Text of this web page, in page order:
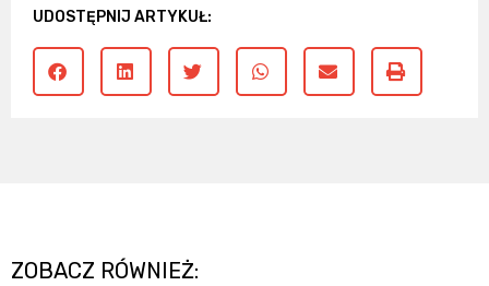
UDOSTĘPNIJ ARTYKUŁ:
ZOBACZ RÓWNIEŻ: